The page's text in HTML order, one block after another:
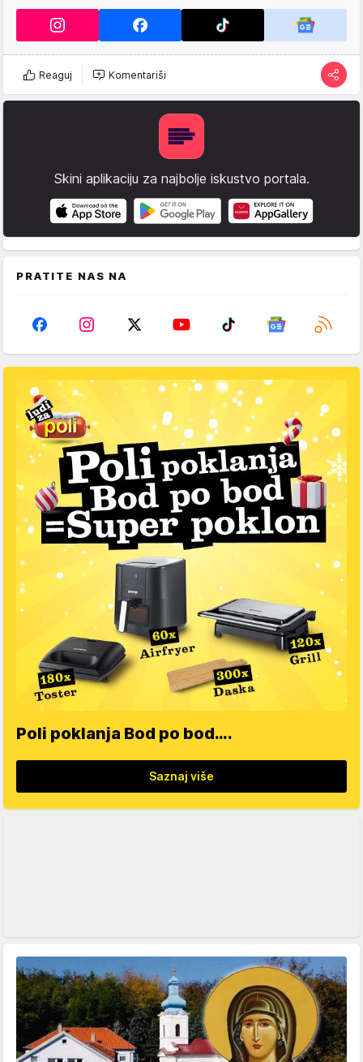
Reaguj Komentariši
Skini aplikaciju za najbolje iskustvo portala.
PRATITE NAS NA
Poli poklanja Bod po bod….
Saznaj više